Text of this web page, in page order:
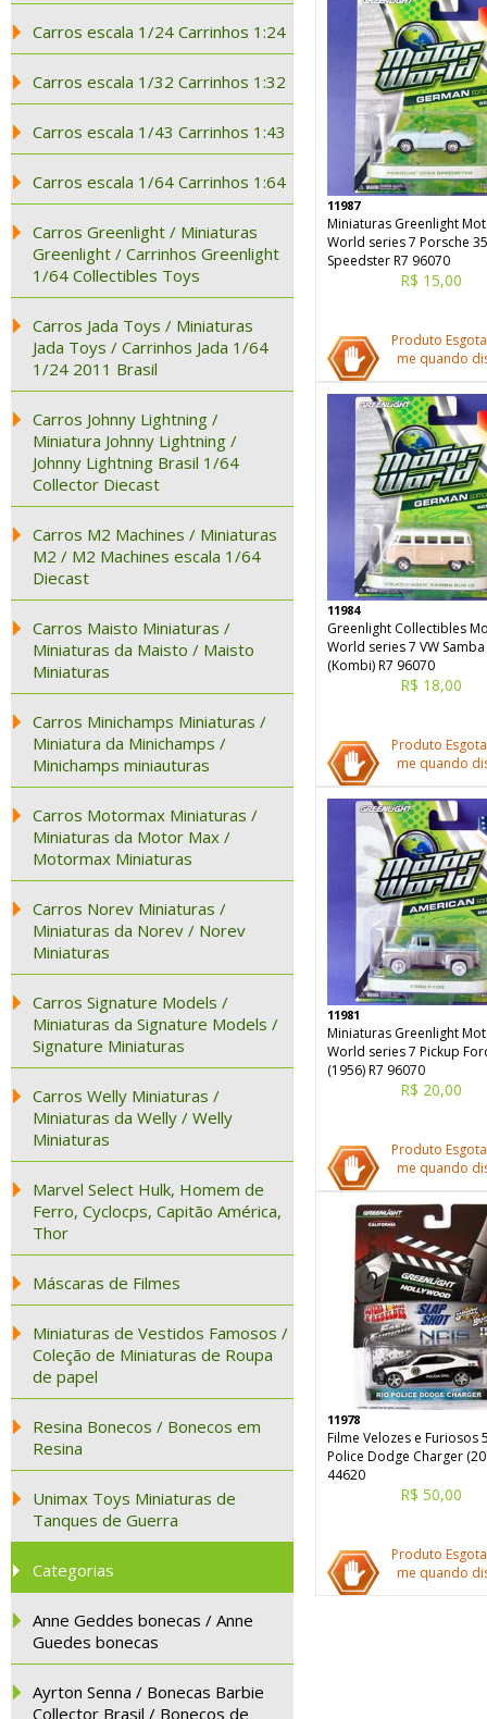
Carros escala 1/24 Carrinhos 1:24
Carros escala 1/32 Carrinhos 1:32
Carros escala 1/43 Carrinhos 1:43
Carros escala 1/64 Carrinhos 1:64
Carros Greenlight / Miniaturas
Greenlight / Carrinhos Greenlight
1/64 Collectibles Toys
Carros Jada Toys / Miniaturas
Jada Toys / Carrinhos Jada 1/64
1/24 2011 Brasil
Carros Johnny Lightning /
Miniatura Johnny Lightning /
Johnny Lightning Brasil 1/64
Collector Diecast
Carros M2 Machines / Miniaturas
M2 / M2 Machines escala 1/64
Diecast
Carros Maisto Miniaturas /
Miniaturas da Maisto / Maisto
Miniaturas
Carros Minichamps Miniaturas /
Miniatura da Minichamps /
Minichamps miniauturas
Carros Motormax Miniaturas /
Miniaturas da Motor Max /
Motormax Miniaturas
Carros Norev Miniaturas /
Miniaturas da Norev / Norev
Miniaturas
Carros Signature Models /
Miniaturas da Signature Models /
Signature Miniaturas
Carros Welly Miniaturas /
Miniaturas da Welly / Welly
Miniaturas
Marvel Select Hulk, Homem de
Ferro, Cyclocps, Capitão América,
Thor
Máscaras de Filmes
Miniaturas de Vestidos Famosos /
Coleção de Miniaturas de Roupa
de papel
Resina Bonecos / Bonecos em
Resina
Unimax Toys Miniaturas de
Tanques de Guerra
Categorias
Anne Geddes bonecas / Anne
Guedes bonecas
Ayrton Senna / Bonecas Barbie
Collector Brasil / Bonecos de
11987
Miniaturas Greenlight
World series 7 Porsche
Speedster R7 96070
R$ 15,00
Produto
me quando
11984
Greenlight Collectibles
World series 7 VW
(Kombi) R7 96070
R$ 18,00
Produto
me quando
11981
Miniaturas Greenlight
World series 7 Pickup
(1956) R7 96070
R$ 20,00
Produto
me quando
11978
Filme Velozes e Furiosos
Police Dodge Charger
44620
R$ 50,00
Produto
me quando